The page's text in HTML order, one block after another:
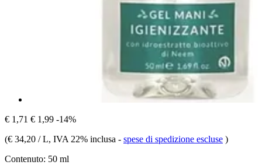
€ 1,71 € 1,99 -14%
(€ 34,20 / L, IVA 22% inclusa - spese di spedizione escluse )
Contenuto: 50 ml